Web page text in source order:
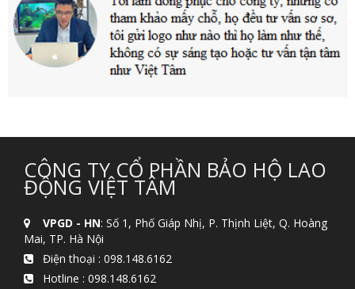
CÔNG TY CỔ PHẦN BẢO HỘ LAO
ĐỘNG VIỆT TÂM
VPGD - HN: Số 1, Phố Giáp Nhị, P. Thịnh Liệt, Q. Hoàng
Mai, TP. Hà Nội
Điện thoại : 098.148.6162
Hotline : 098.148.6162